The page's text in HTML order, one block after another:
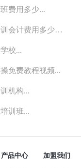
费用多少...
会计费用多少钱
校...
免费教程视频...
机构...
训班...
产品中心 加盟我们